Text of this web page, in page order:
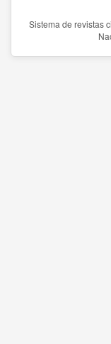
Sistema de revistas